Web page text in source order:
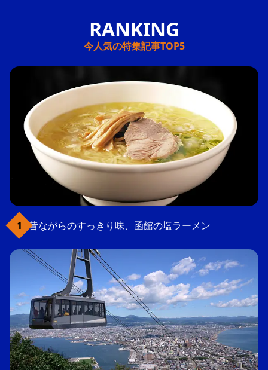
今人気の特集記事TOP5
昔ながらのすっきり味、函館の塩ラーメン